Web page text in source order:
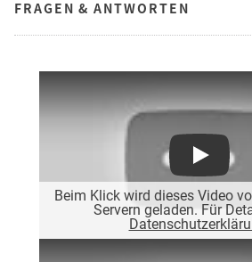
FRAGEN & ANTWORTEN
Beim Klick wird dieses Video
Servern geladen. Für
Play